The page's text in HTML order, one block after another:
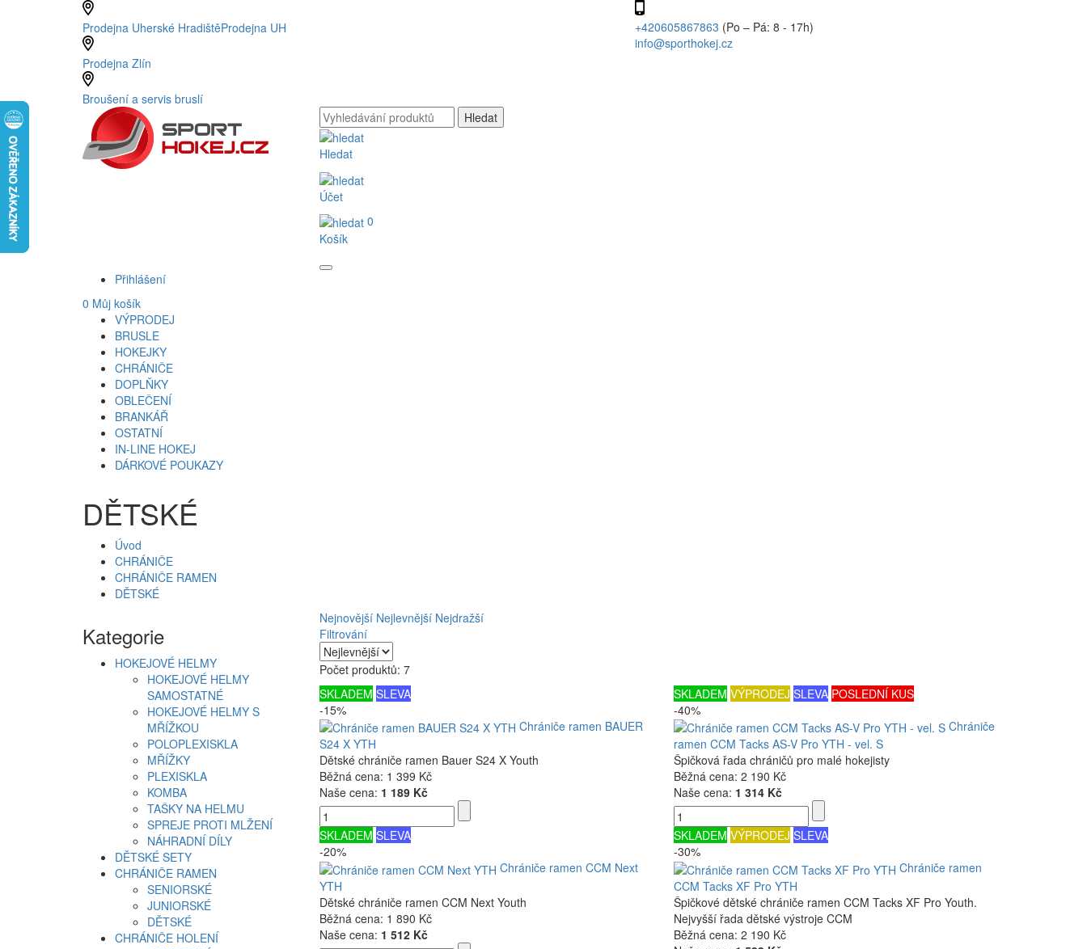
Prodejna Uherské HradištěProdejna UH
Prodejna Zlín
Broušení a servis bruslí
+420605867863 (Po – Pá: 8 - 17h)
info@sporthokej.cz
Hledat
Účet
0
Košík
Přihlášení
0 Můj košík
VÝPRODEJ
BRUSLE
HOKEJKY
CHRÁNIČE
DOPLŇKY
OBLEČENÍ
BRANKÁŘ
OSTATNÍ
IN-LINE HOKEJ
DÁRKOVÉ POUKAZY
DĚTSKÉ
Úvod
CHRÁNIČE
CHRÁNIČE RAMEN
DĚTSKÉ
Kategorie
HOKEJOVÉ HELMY
HOKEJOVÉ HELMY
SAMOSTATNÉ
HOKEJOVÉ HELMY S
MŘÍŽKOU
POLOPLEXISKLA
MŘÍŽKY
PLEXISKLA
KOMBA
TAŠKY NA HELMU
SPREJE PROTI MLŽENÍ
NÁHRADNÍ DÍLY
DĚTSKÉ SETY
CHRÁNIČE RAMEN
SENIORSKÉ
JUNIORSKÉ
DĚTSKÉ
CHRÁNIČE HOLENÍ
Nejnovější Nejlevnější Nejdražší
Filtrování
Počet produktů: 7
SKLADEM SLEVA
-15%
Chrániče ramen BAUER
S24 X YTH
Dětské chrániče ramen Bauer S24 X Youth
Běžná cena: 1 399 Kč
Naše cena: 1 189 Kč
SKLADEM VÝPRODEJ SLEVA POSLEDNÍ KUS
-40%
Chrániče
ramen CCM Tacks AS-V Pro YTH - vel. S
Špičková řada chráničů pro malé hokejisty
Běžná cena:2 190 Kč
Naše cena: 1 314 Kč
SKLADEM SLEVA
-20%
Chrániče ramen CCM Next
YTH
Dětské chrániče ramen CCM Next Youth
Běžná cena: 1 890 Kč
Naše cena: 1 512 Kč
SKLADEM VÝPRODEJ SLEVA
-30%
Chrániče ramen
CCM Tacks XF Pro YTH
Špičkové dětské chrániče ramen CCM Tacks XF Pro Youth.
Nejvyšší řada dětské výstroje CCM
Běžná cena:2 190 Kč